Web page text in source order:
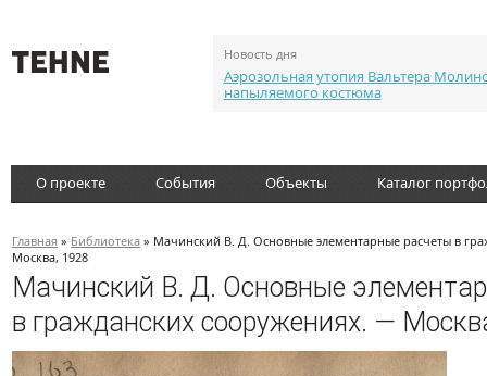
Новость дня
Аэрозольная утопия Вальтера
напыляемого костюма
О проекте События Объекты Каталог
Главная » Библиотека » Мачинский В. Д. Основные элементарные расчеты в
Москва, 1928
Мачинский В. Д. Основные
в гражданских сооружениях. —